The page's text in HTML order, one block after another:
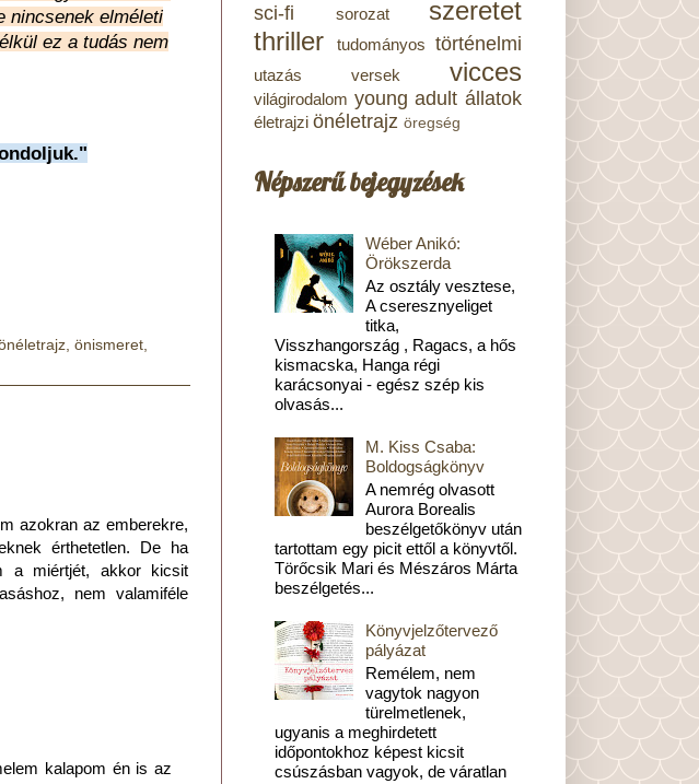
nincsenek elméleti
ez a tudás nem
, önismeret,
azokran az emberekre,
érthetetlen. De ha
a miértjét, akkor kicsit
nem valamiféle
kalapom én is az
sci-fi sorozat
szeretet
thriller
tudományos történelmi
utazás versek vicces
világirodalom young adult állatok
életrajzi önéletrajz öregség
Népszerű bejegyzések
Wéber Anikó:
Örökszerda
Az osztály vesztese,
A cseresznyeliget
titka,
Visszhangország , Ragacs, a hős
kismacska, Hanga régi
karácsonyai - egész szép kis
olvasás...
M. Kiss Csaba:
Boldogságkönyv
A nemrég olvasott
Aurora Borealis
beszélgetőkönyv után
tartottam egy picit ettől a könyvtől.
Törőcsik Mari és Mészáros Márta
beszélgetés...
Könyvjelzőtervező
pályázat
Remélem, nem
vagytok nagyon
türelmetlenek,
ugyanis a meghirdetett
időpontokhoz képest kicsit
csúszásban vagyok, de váratlan